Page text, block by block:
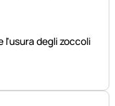
l'usura degli zoccoli